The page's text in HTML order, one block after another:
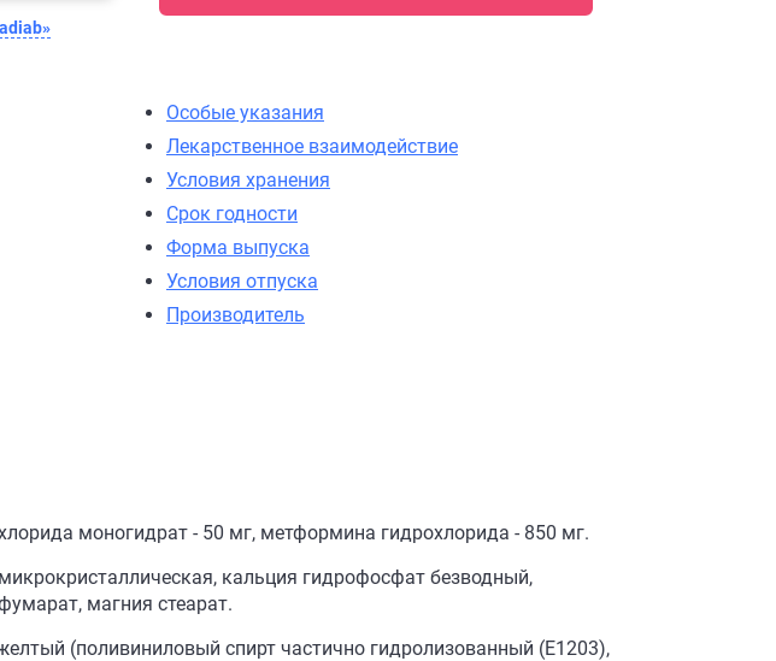
Особые указания
Лекарственное взаимодействие
Условия хранения
Срок годности
Форма выпуска
Условия отпуска
Производитель
моногидрат - 50 мг, метформина гидрохлорида - 850 мг.
кальция гидрофосфат безводный,
магния стеарат.
(поливиниловый спирт частично гидролизованный (Е1203),